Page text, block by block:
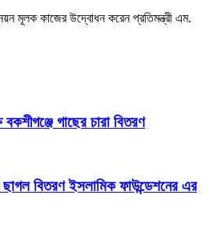
মূলক কাজের উদ্বোধন করেন প্রতিমন্ত্রী এম.
গাছের চারা বিতরণ
বিতরণ ইসলামিক ফাউন্ডেশনের এর